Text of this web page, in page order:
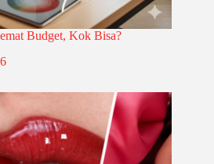
Budget, Kok Bisa?